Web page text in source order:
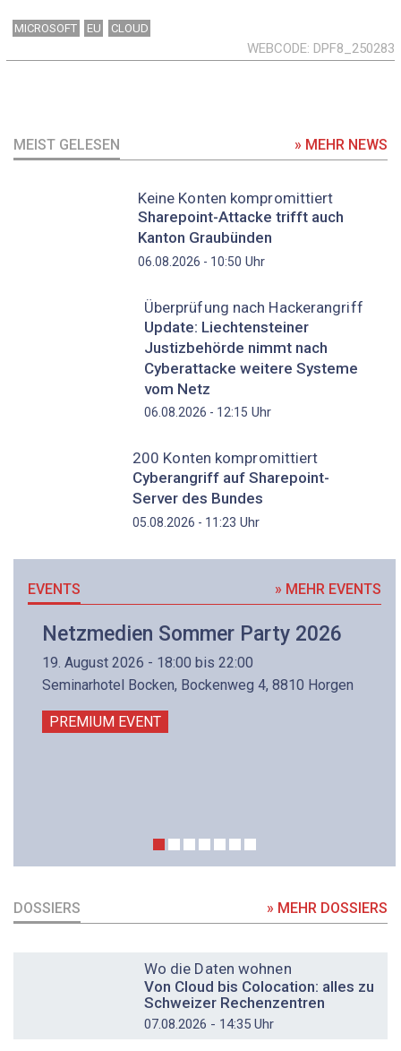
MICROSOFT EU CLOUD
WEBCODE DPF8_250283
MEIST GELESEN » MEHR NEWS
Keine Konten kompromittiert
Sharepoint-Attacke trifft auch
Kanton Graubünden
06.08.2026 - 10:50 Uhr
Überprüfung nach Hackerangriff
Update: Liechtensteiner
Justizbehörde nimmt nach
Cyberattacke weitere Systeme
vom Netz
06.08.2026 - 12:15 Uhr
200 Konten kompromittiert
Cyberangriff auf Sharepoint-
Server des Bundes
05.08.2026 - 11:23 Uhr
EVENTS » MEHR EVENTS
Netzmedien Sommer Party 2026
19. August 2026 - 18:00 bis 22:00
Seminarhotel Bocken, Bockenweg 4, 8810 Horgen
PREMIUM EVENT
DOSSIERS » MEHR DOSSIERS
Wo die Daten wohnen
Von Cloud bis Colocation: alles zu
Schweizer Rechenzentren
07.08.2026 - 14:35 Uhr